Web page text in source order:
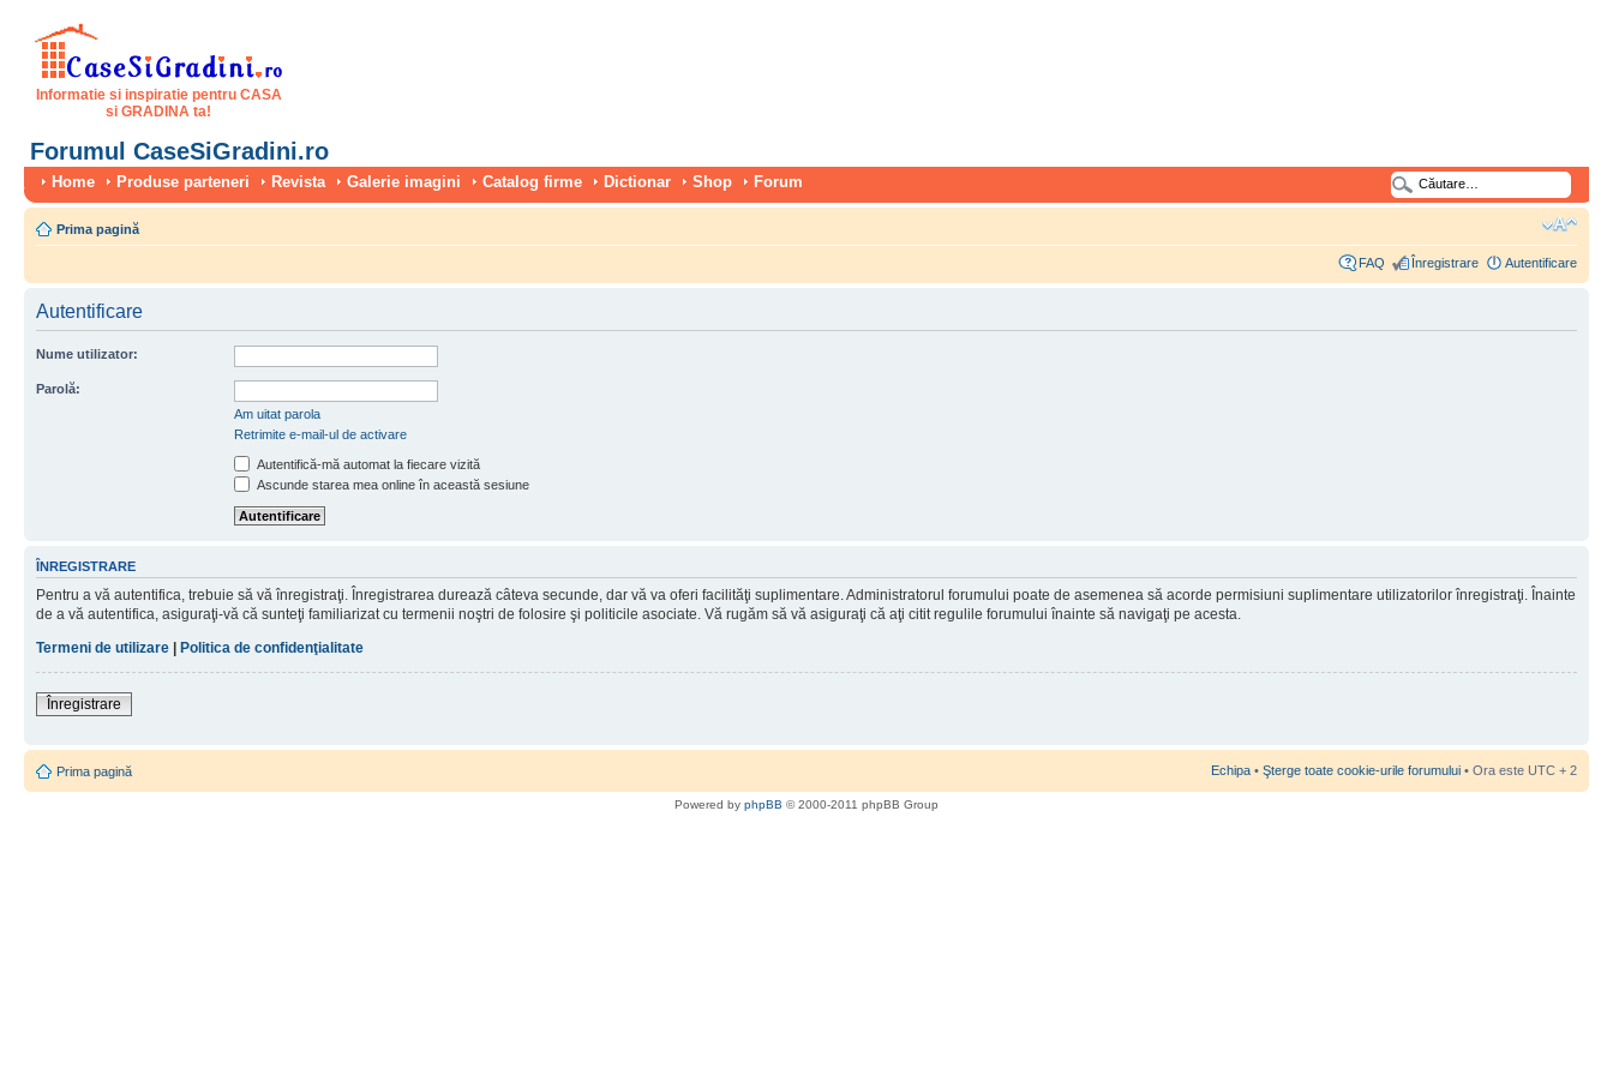
Informatie si inspiratie pentru CASA
si GRADINA ta!
Forumul CaseSiGradini.ro
Home Produse parteneri Revista Galerie imagini Catalog firme Dictionar Shop Forum
Prima pagină
FAQ Înregistrare Autentificare
Autentificare
Nume utilizator:
Parolă:
Am uitat parola
Retrimite e-mail-ul de activare
Autentifică-mă automat la fiecare vizită
Ascunde starea mea online în această sesiune
ÎNREGISTRARE
Pentru a vă autentifica, trebuie să vă înregistraţi. Înregistrarea durează câteva secunde, dar vă va oferi facilităţi suplimentare. Administratorul forumului poate de asemenea să acorde permisiuni suplimentare utilizatorilor înregistraţi. Înainte
de a vă autentifica, asiguraţi-vă că sunteţi familiarizat cu termenii noştri de folosire şi politicile asociate. Vă rugăm să vă asiguraţi că aţi citit regulile forumului înainte să navigaţi pe acesta.
Termeni de utilizare | Politica de confidenţialitate
Înregistrare
Prima pagină Echipa • Şterge toate cookie-urile forumului • Ora este UTC + 2
Powered by phpBB © 2000-2011 phpBB Group